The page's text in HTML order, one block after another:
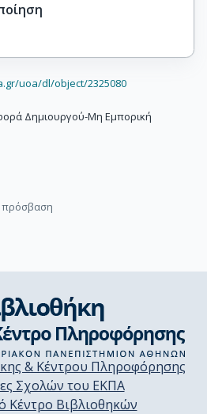
uoa/dl/object/2325080
Δημιουργού-Μη Εμπορική
πρόσβαση
& Κέντρου Πληροφόρησης
Σχολών του ΕΚΠΑ
Κέντρο Βιβλιοθηκών